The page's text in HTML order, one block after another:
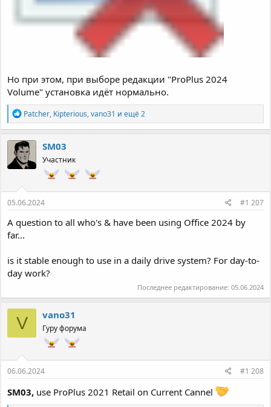
Но при этом, при выборе редакции "ProPlus 2024
Volume" установка идёт нормально.
Р
е
а
к
ц
и
и
Patcher, Kipterious,vano31 и ещё 2
SM03
Участник
05.06.2024 #1 207
A question to all who's & have been using Office 2024 by
far...
is it stable enough to use in a daily drive system? For day-to-
day work?
Последнее редактирование: 05.06.2024
V vano31
Гуру форума
06.06.2024 #1 208
SM03, use ProPlus 2021 Retail on Current Cannel